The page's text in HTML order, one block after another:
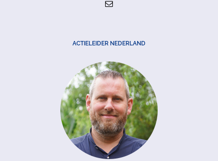
ACTIELEIDER NEDERLAND